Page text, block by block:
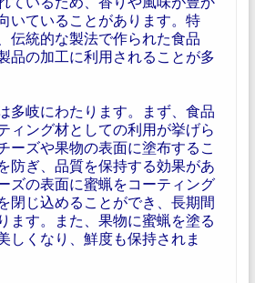
いていることがあります。特
伝統的な製法で作られた食品
品の加工に利用されることが多
多岐にわたります。まず、食品
ィング材としての利用が挙げら
ーズや果物の表面に塗布するこ
防ぎ、品質を保持する効果があ
ズの表面に蜜蝋をコーティング
閉じ込めることができ、長期間
ます。また、果物に蜜蝋を塗る
しくなり、鮮度も保持されま